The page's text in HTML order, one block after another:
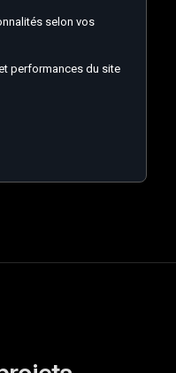
selon vos
performances du site